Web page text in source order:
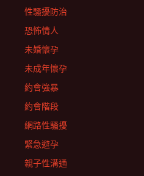
性騷擾防治
恐怖情人
未婚懷孕
未成年懷孕
約會強暴
約會階段
網路性騷擾
緊急避孕
親子性溝通